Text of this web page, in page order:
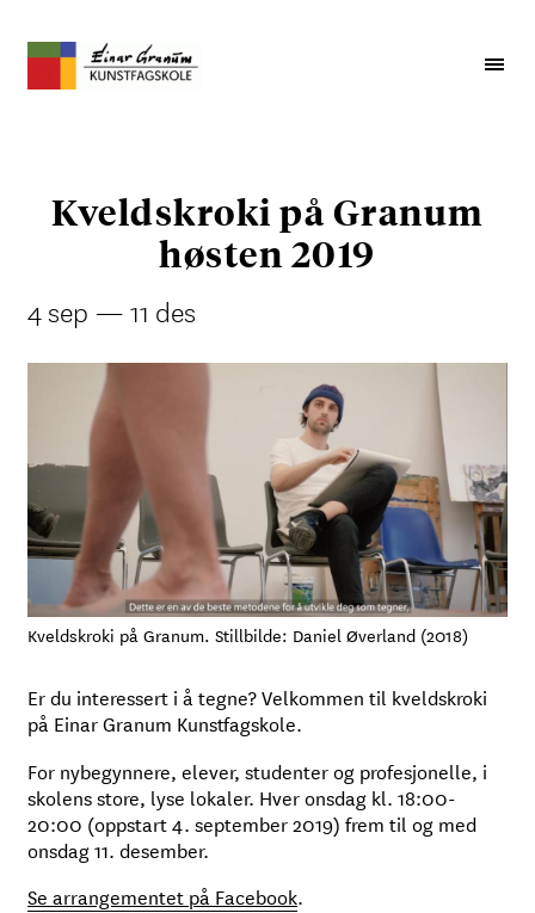
Kveldskroki på Granum
høsten 2019
4 sep — 11 des
Kveldskroki på Granum. Stillbilde: Daniel Øverland (2018)
Er du interessert i å tegne? Velkommen til kveldskroki
på Einar Granum Kunstfagskole.
For nybegynnere, elever, studenter og profesjonelle, i
skolens store, lyse lokaler. Hver onsdag kl. 18:00-
20:00 (oppstart 4. september 2019) frem til og med
onsdag 11. desember.
Se arrangementet på Facebook.